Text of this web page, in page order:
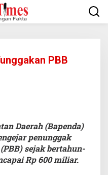
PBB
Daerah (Bapenda)
penunggak
sejak bertahun-
Rp 600 miliar.